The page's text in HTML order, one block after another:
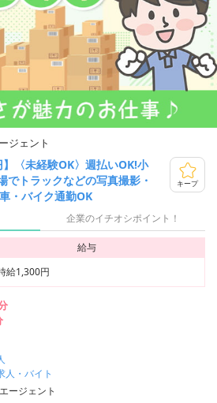
ジェント
】〈未経験OK〉週払いOK!小
でトラックなどの写真撮影・
・バイク通勤OK
キープ
企業のイチオシポイント！
給与
給1,300円
人・バイト
ージェント